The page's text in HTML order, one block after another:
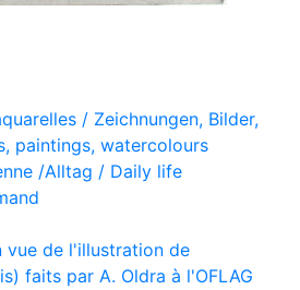
/ Zeichnungen, Bilder,
paintings, watercolours
/Alltag / Daily life
vue de l'illustration de
faits par A. Oldra à l'OFLAG